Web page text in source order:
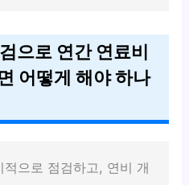
으로 연간 연료비
어떻게 해야 하나
으로 점검하고, 연비 개